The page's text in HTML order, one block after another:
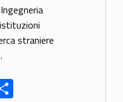
vi
di
straniere
C